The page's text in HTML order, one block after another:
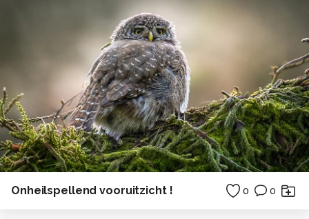
Onheilspellend vooruitzicht ! 0 0